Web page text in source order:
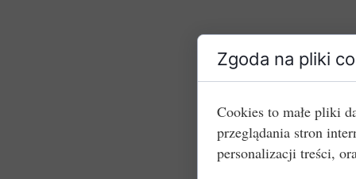
Zgoda na pliki
Cookies to małe pliki
przeglądania stron
personalizacji treści,